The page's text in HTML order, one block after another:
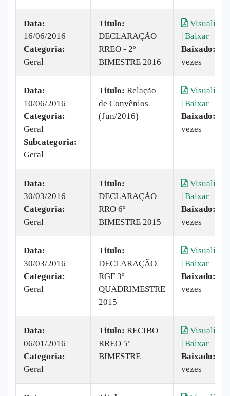
Data:
16/06/2016
Categoria:
Geral
Titulo:
DECLARAÇÃO
RREO - 2º
BIMESTRE 2016
Visualizar
| Baixar
Baixado:
vezes
Data:
10/06/2016
Categoria:
Geral
Subcategoria:
Geral
Titulo: Relação
de Convênios
(Jun/2016)
Visualizar
| Baixar
Baixado:
vezes
Data:
30/03/2016
Categoria:
Geral
Titulo:
DECLARAÇÃO
RRO 6º
BIMESTRE 2015
Visualizar
| Baixar
Baixado:
vezes
Data:
30/03/2016
Categoria:
Geral
Titulo:
DECLARAÇÃO
RGF 3º
QUADRIMESTRE
2015
Visualizar
| Baixar
Baixado:
vezes
Data:
06/01/2016
Categoria:
Geral
Titulo: RECIBO
RREO 5º
BIMESTRE
Visualizar
| Baixar
Baixado:
vezes